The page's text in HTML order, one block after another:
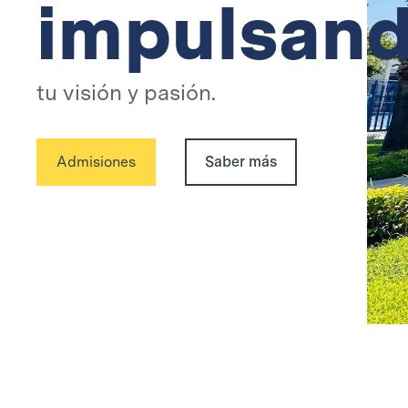
tu visión y pasión.
Admisiones Saber más